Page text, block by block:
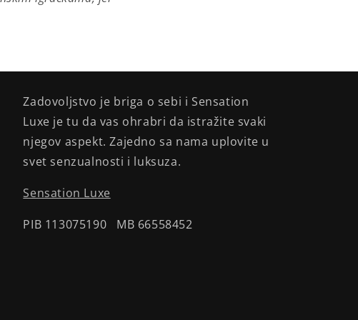
Zadovoljstvo je briga o sebi i Sensation
Luxe je tu da vas ohrabri da istražite svaki
njegov aspekt. Zajedno sa nama uplovite u
svet senzualnosti i luksuza.
Sensation Luxe
PIB 113075190 MB 66558452